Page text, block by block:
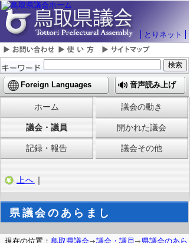
とりネット
Foreign Languages 音声読み上げ
ホーム 議会の動き
議会・議員 開かれた議会
記録・報告 議会その他
上へ ｜
県議会のあらまし
現在の位置： 鳥取県議会 議会・議員
県議会のあら